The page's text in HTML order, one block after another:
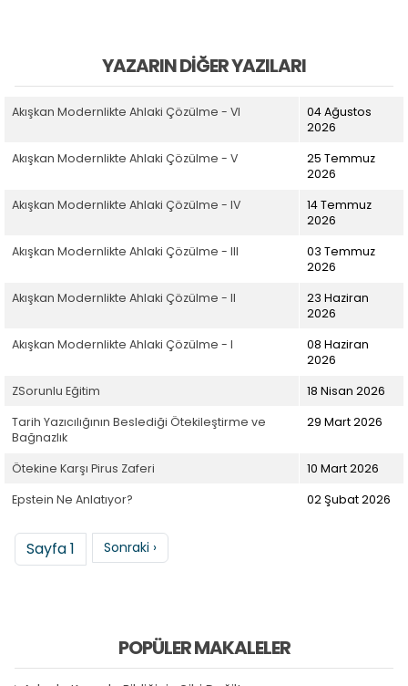
YAZARIN DIĞER YAZILARI
Akışkan Modernlikte Ahlaki Çözülme - VI
04 Ağustos
2026
Akışkan Modernlikte Ahlaki Çözülme - V
25 Temmuz
2026
Akışkan Modernlikte Ahlaki Çözülme - IV
14 Temmuz
2026
Akışkan Modernlikte Ahlaki Çözülme - III
03 Temmuz
2026
Akışkan Modernlikte Ahlaki Çözülme - II
23 Haziran
2026
Akışkan Modernlikte Ahlaki Çözülme - I
08 Haziran
2026
ZSorunlu Eğitim
18 Nisan 2026
Tarih Yazıcılığının Beslediği Ötekileştirme ve
Bağnazlık
29 Mart 2026
Ötekine Karşı Pirus Zaferi
10 Mart 2026
Epstein Ne Anlatıyor?
02 Şubat 2026
Sayfalama
Sayfa 1 Sonraki sayfa
Sonraki ›
POPÜLER MAKALELER